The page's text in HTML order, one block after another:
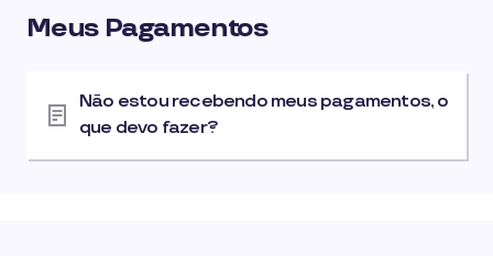
Meus Pagamentos
Não estou recebendo meus pagamentos, o
que devo fazer?